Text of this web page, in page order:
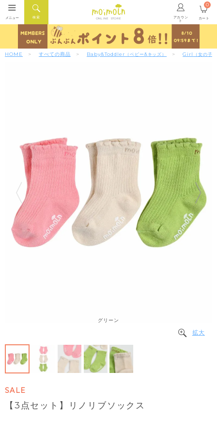
ONLINE STORE アカウン
ト
検索
メニュー カート
0
HOME すべての商品 Baby&Toddler （ベビー&キッズ） Girl （女の子）
グリーン
拡大
SALE
【3点セット】リノリブソックス